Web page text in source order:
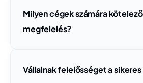
Milyen cégek számára kötelező
megfelelés?
Vállalnak felelősséget a